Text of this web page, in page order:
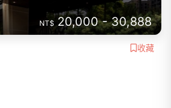
NT$ 20,000 - 30,888
收藏